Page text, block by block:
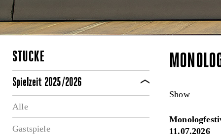
STÜCKE
Spielzeit 2025/2026
Alle
Gastspiele
Show
11.07.2026